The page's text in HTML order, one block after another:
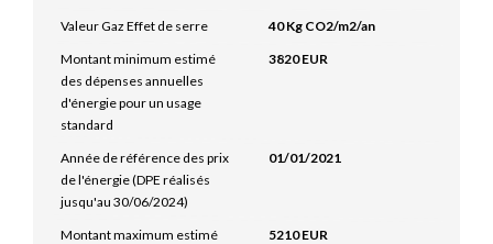
Valeur Gaz Effet de serre
40 Kg CO2/m2/an
Montant minimum estimé
des dépenses annuelles
d'énergie pour un usage
standard
3820 EUR
Année de référence des prix
de l'énergie (DPE réalisés
jusqu'au 30/06/2024)
01/01/2021
Montant maximum estimé
5210 EUR